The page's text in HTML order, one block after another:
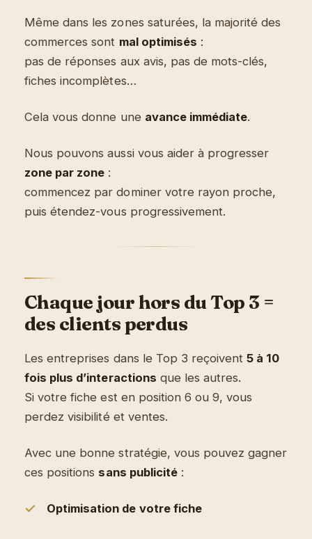
Même dans les zones saturées, la majorité des
commerces sont mal optimisés :
pas de réponses aux avis, pas de mots-clés,
fiches incomplètes…
Cela vous donne une avance immédiate.
Nous pouvons aussi vous aider à progresser
zone par zone :
commencez par dominer votre rayon proche,
puis étendez-vous progressivement.
Chaque jour hors du Top 3 =
des clients perdus
Les entreprises dans le Top 3 reçoivent5 à 10
fois plus d’interactions que les autres.
Si votre fiche est en position 6 ou 9, vous
perdez visibilité et ventes.
Avec une bonne stratégie, vous pouvez gagner
ces positions sans publicité:
Optimisation de votre fiche